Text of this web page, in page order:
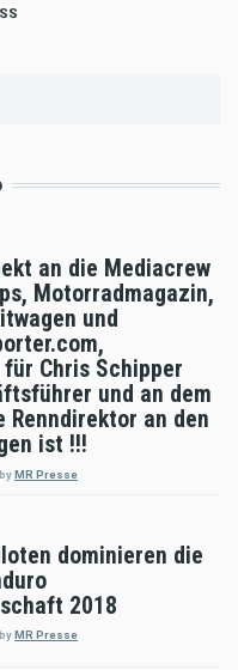
an die Mediacrew
Motorradmagazin,
und
Chris Schipper
und an dem
Renndirektor an den
ist !!!
byMR Presse
dominieren die
2018
byMR Presse